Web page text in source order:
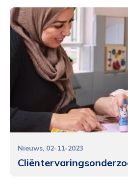
Nieuws 02-11-2023